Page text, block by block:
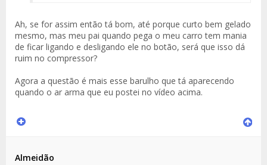
Ah, se for assim então tá bom, até porque curto bem gelado
mesmo, mas meu pai quando pega o meu carro tem mania
de ficar ligando e desligando ele no botão, será que isso dá
ruim no compressor?
Agora a questão é mais esse barulho que tá aparecendo
quando o ar arma que eu postei no vídeo acima.
Almeidão